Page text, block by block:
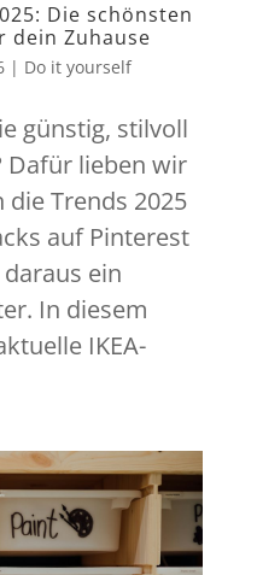
Die schönsten
dein Zuhause
| Do it yourself
günstig, stilvoll
Dafür lieben wir
die Trends 2025
auf Pinterest
ein
In diesem
IKEA-